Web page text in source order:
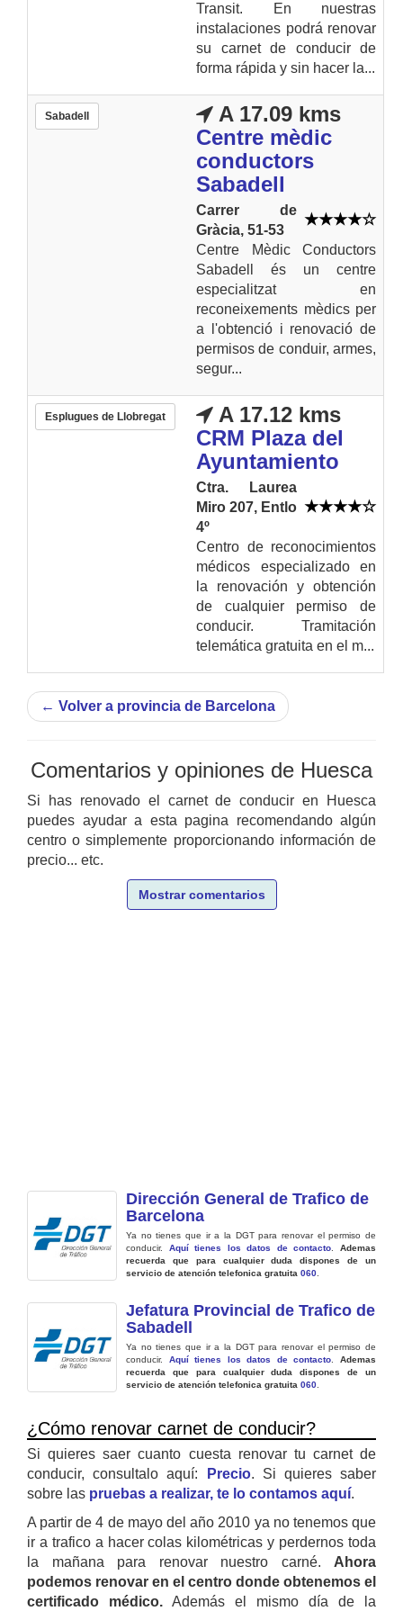
Transit. En nuestras
instalaciones podrá renovar
su carnet de conducir de
forma rápida y sin hacer la...
Sabadell
A 17.09 kms
Centre mèdic
conductors
Sabadell
Carrer de
Gràcia, 51-53
Centre Mèdic Conductors
Sabadell és un centre
especialitzat en
reconeixements mèdics per
a l'obtenció i renovació de
permisos de conduir, armes,
segur...
Esplugues de Llobregat
A 17.12 kms
CRM Plaza del
Ayuntamiento
Ctra. Laurea
Miro 207, Entlo
4º
Centro de reconocimientos
médicos especializado en
la renovación y obtención
de cualquier permiso de
conducir. Tramitación
telemática gratuita en el m...
← Volver a provincia de Barcelona
Comentarios y opiniones de Huesca
Si has renovado el carnet de conducir en Huesca
puedes ayudar a esta pagina recomendando algún
centro o simplemente proporcionando información de
precio... etc.
Mostrar comentarios
Dirección General de Trafico de
Barcelona
Ya no tienes que ir a la DGT para renovar el permiso de
conducir. Aquí tienes los datos de contacto .Ademas
recuerda que para cualquier duda dispones de un
servicio de atención telefonica gratuita 060
Jefatura Provincial de Trafico de
Sabadell
Ya no tienes que ir a la DGT para renovar el permiso de
conducir. Aquí tienes los datos de contacto .Ademas
recuerda que para cualquier duda dispones de un
servicio de atención telefonica gratuita 060
¿Cómo renovar carnet de conducir?
Si quieres saer cuanto cuesta renovar tu carnet de
conducir, consultalo aquí:
Precio. Si quieres saber
sobre las pruebas a realizar, te lo contamos aquí.
A partir de 4 de mayo del año 2010 ya no tenemos que
ir a trafico a hacer colas kilométricas y perdernos toda
la mañana para renovar nuestro carné. Ahora
podemos renovar en el centro donde obtenemos el
certificado médico. Además el mismo día de la